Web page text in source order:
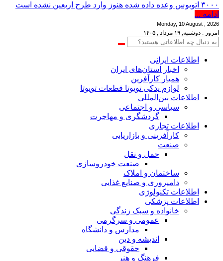
۳۰۰۰ اتوبوس وعده داده شده هنوز وارد طرح اربعین نشده است
ادامه ...
Monday, 10 August , 2026
امروز : دوشنبه, ۱۹ مرداد , ۱۴۰۵
اطلاعات‌ ‎ایرانی
اخبار استان‌های ایران
همیار کارآفرین
لوازم یدکی تویوتا قطعات تویوتا
اطلاعات بین‌المللی
سیاسی و اجتماعی
گردشگری و مهاجرت
اطلاعات تجاری
کارآفرینی و بازاریابی
صنعت
حمل و نقل
صنعت خودروسازی
ساختمان و املاک
دامپروری و صنایع غذایی
اطلاعات تکنولوژی
اطلاعات پزشکی
خانواده و سبک زندگی
عمومی و سرگرمی
مدارس و دانشگاه
اندیشه و دین
حقوقی و قضایی
فرهنگ و هنر